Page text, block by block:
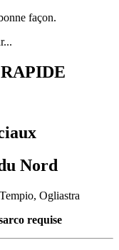
façon.
Nord
Ogliastra
requise